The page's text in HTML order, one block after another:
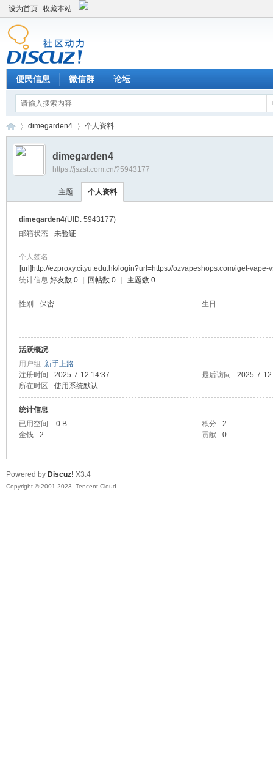
设为首页 收藏本站
便民信息 微信群 论坛
›
dimegarden4 个人资料
dimegarden4
https://jszst.com.cn/?5943177
主题 个人资料
dimegarden4(UID: 5943177)
邮箱状态
未验证
个人签名
[url]http://ezproxy.cityu.edu.hk/login?url=https://ozvapeshops.com/iget-vape-
统计信息 好友数 0 回帖数 0 主题数 0
性别 保密 生日 -
活跃概况
用户组 新手上路
注册时间
2025-7-12 14:37 最后访问
2025-7-
所在时区
使用系统默认
统计信息
已用空间
0 B 积分
2
金钱
2 贡献 0
Powered by Discuz! X3.4
Copyright © 2001-2023, Tencent Cloud.